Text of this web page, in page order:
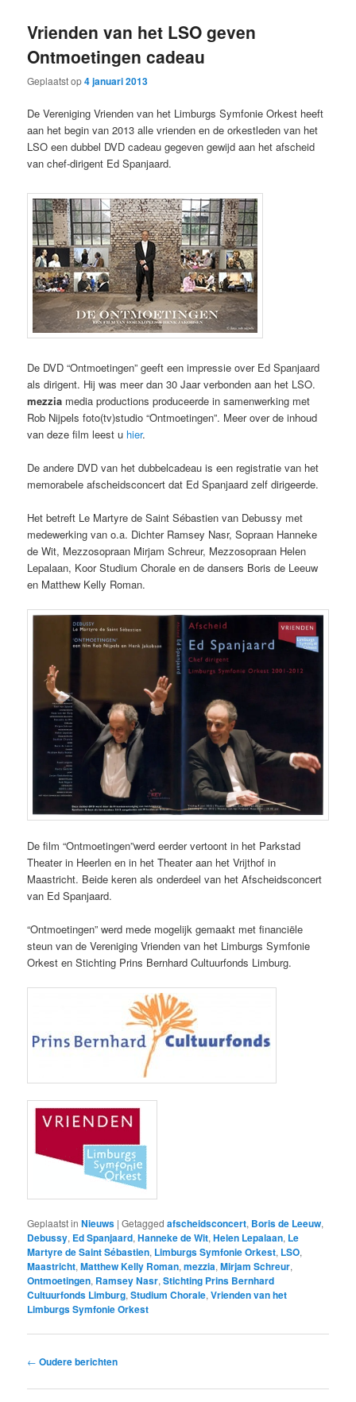
inhoud
inhoud
Vrienden van het LSO geven
Ontmoetingen cadeau
Geplaatst op4 januari 2013
De Vereniging Vrienden van het Limburgs Symfonie Orkest heeft
aan het begin van 2013 alle vrienden en de orkestleden van het
LSO een dubbel DVD cadeau gegeven gewijd aan het afscheid
van chef-dirigent Ed Spanjaard.
De DVD “Ontmoetingen” geeft een impressie over Ed Spanjaard
als dirigent. Hij was meer dan 30 Jaar verbonden aan het LSO.
mezzia media productions produceerde in samenwerking met
Rob Nijpels foto(tv)studio “Ontmoetingen”. Meer over de inhoud
van deze film leest u hier.
De andere DVD van het dubbelcadeau is een registratie van het
memorabele afscheidsconcert dat Ed Spanjaard zelf dirigeerde.
Het betreft Le Martyre de Saint Sébastien van Debussy met
medewerking van o.a. Dichter Ramsey Nasr, Sopraan Hanneke
de Wit, Mezzosopraan Mirjam Schreur, Mezzosopraan Helen
Lepalaan, Koor Studium Chorale en de dansers Boris de Leeuw
en Matthew Kelly Roman.
De film “Ontmoetingen”werd eerder vertoont in het Parkstad
Theater in Heerlen en in het Theater aan het Vrijthof in
Maastricht. Beide keren als onderdeel van het Afscheidsconcert
van Ed Spanjaard.
“Ontmoetingen” werd mede mogelijk gemaakt met financiële
steun van de Vereniging Vrienden van het Limburgs Symfonie
Orkest en Stichting Prins Bernhard Cultuurfonds Limburg.
Geplaatst in Nieuws |Getagged afscheidsconcert, Boris de Leeuw,
Debussy, Ed Spanjaard,Hanneke de Wit,Helen Lepalaan, Le
Martyre de Saint Sébastien, Limburgs Symfonie Orkest, LSO,
Maastricht,Matthew Kelly Roman,mezzia,Mirjam Schreur,
Ontmoetingen, Ramsey Nasr,Stichting Prins Bernhard
Cultuurfonds Limburg,Studium Chorale,Vrienden van het
Limburgs Symfonie Orkest
Bericht
← Oudere berichten